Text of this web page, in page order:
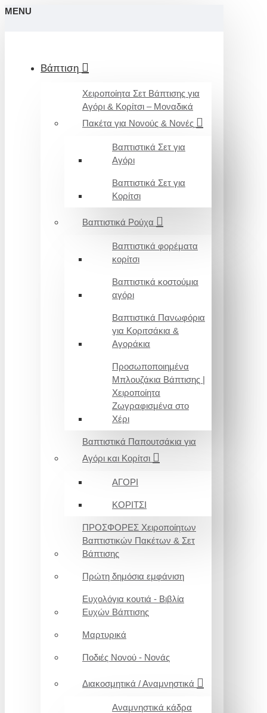
MENU
Βάπτιση
Χειροποίητα Σετ Βάπτισης για
Αγόρι & Κορίτσι – Μοναδικά
Πακέτα για Νονούς & Νονές
Βαπτιστικά Σετ για
Αγόρι
Βαπτιστικά Σετ για
Κορίτσι
Βαπτιστικά Ρούχα
Βαπτιστικά φορέματα
κορίτσι
Βαπτιστικά κοστούμια
αγόρι
Βαπτιστικά Πανωφόρια
για Κοριτσάκια &
Αγοράκια
Προσωποποιημένα
Μπλουζάκια Βάπτισης |
Χειροποίητα
Ζωγραφισμένα στο
Χέρι
Βαπτιστικά Παπουτσάκια για
Αγόρι και Κορίτσι
ΑΓΟΡΙ
ΚΟΡΙΤΣΙ
ΠΡΟΣΦΟΡΕΣ Χειροποίητων
Βαπτιστικών Πακέτων & Σετ
Βάπτισης
Πρώτη δημόσια εμφάνιση
Ευχολόγια κουτιά - Βιβλία
Ευχών Βάπτισης
Μαρτυρικά
Ποδιές Νονού - Νονάς
Διακοσμητικά / Αναμνηστικά
Αναμνηστικά κάδρα